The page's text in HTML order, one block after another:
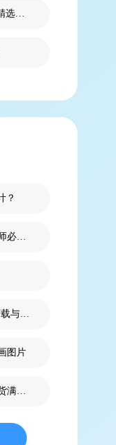
最佳AI UI生成工具：2026年5款精选，新手零代码快速制作界面
？
UI动态设计知识大全！内附设计师必备资源！
阿里巴巴Iconfont图标库，免费下载与使用技巧
图片
UI弹窗设计知识大全及资源，干货满满！